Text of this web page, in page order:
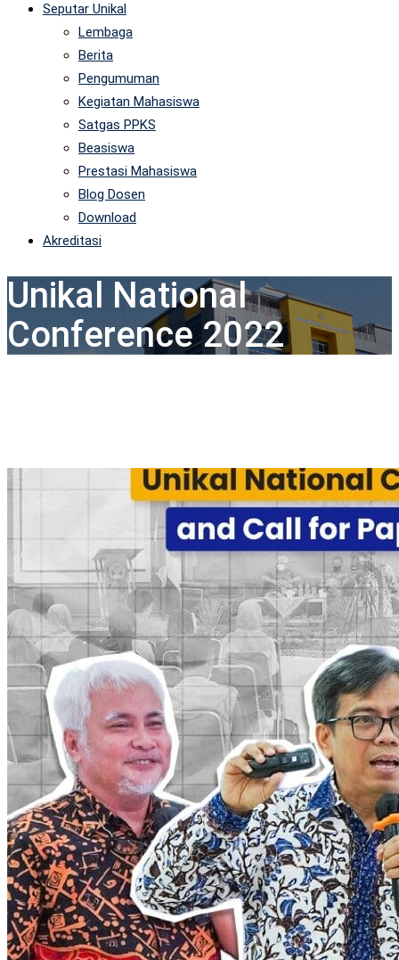
Seputar Unikal
Lembaga
Berita
Pengumuman
Kegiatan Mahasiswa
Satgas PPKS
Beasiswa
Prestasi Mahasiswa
Blog Dosen
Download
Akreditasi
Unikal National
Conference 2022